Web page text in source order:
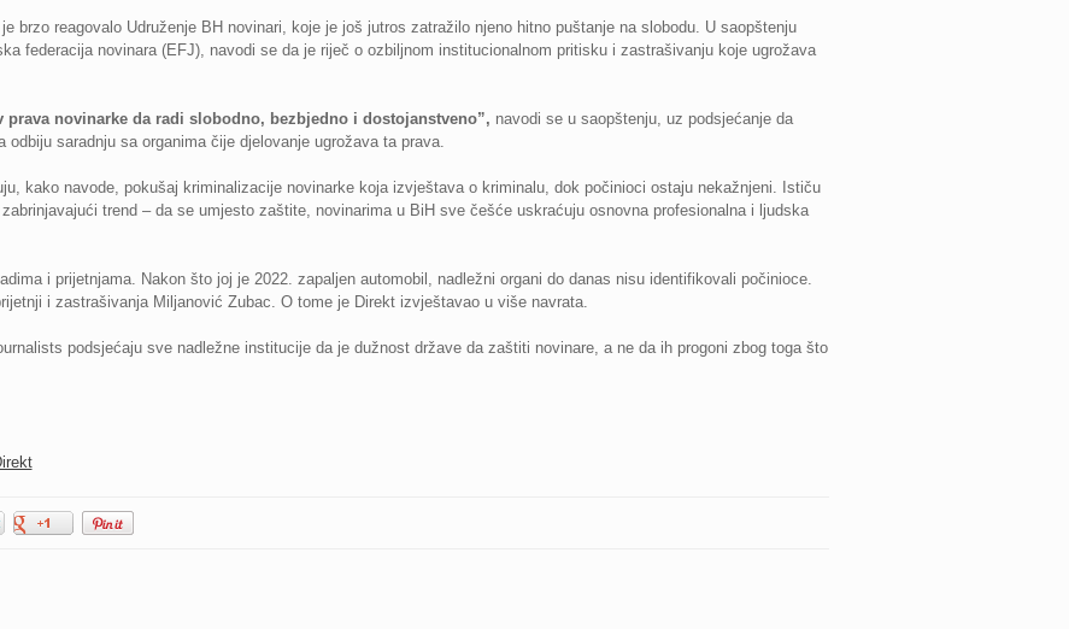
brzo reagovalo Udruženje BH novinari, koje je još jutros zatražilo njeno hitno puštanje na slobodu. U saopštenju
federacija novinara (EFJ), navodi se da je riječ o ozbiljnom institucionalnom pritisku i zastrašivanju koje ugrožava
novinarke da radi slobodno, bezbjedno i dostojanstveno”, navodi se u saopštenju, uz podsjećanje da
saradnju sa organima čije djelovanje ugrožava ta prava.
kako navode, pokušaj kriminalizacije novinarke koja izvještava o kriminalu, dok počinioci ostaju nekažnjeni. Ističu
trend – da se umjesto zaštite, novinarima u BiH sve češće uskraćuju osnovna profesionalna i ljudska
i prijetnjama. Nakon što joj je 2022. zapaljen automobil, nadležni organi do danas nisu identifikovali počinioce.
i zastrašivanja Miljanović Zubac. O tome je Direkt izvještavao u više navrata.
podsjećaju sve nadležne institucije da je dužnost države da zaštiti novinare, a ne da ih progoni zbog toga što